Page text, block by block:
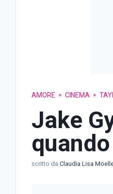
AMORE CINEMA
Jake
scritto da Claudia Lisa